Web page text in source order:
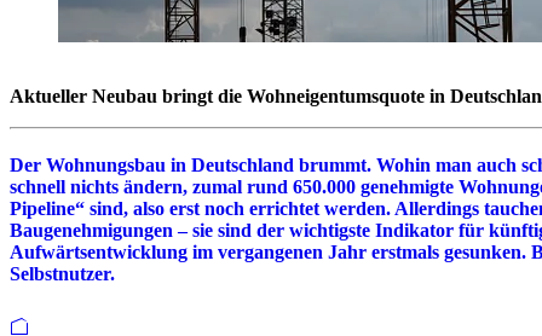
Aktueller Neubau bringt die Wohneigentumsquote in
Der Wohnungsbau in Deutschland brummt. Wohin man auch
schnell nichts ändern, zumal rund 650.000 genehmigte
Pipeline“ sind, also erst noch errichtet werden. Allerdings
Baugenehmigungen – sie sind der wichtigste Indikator für
Aufwärtsentwicklung im vergangenen Jahr erstmals gesunken.
Selbstnutzer.